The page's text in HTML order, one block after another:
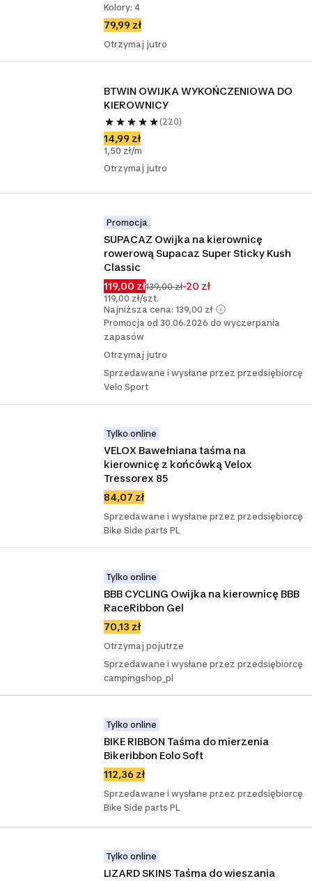
Kolory: 4
79,99 zł
Otrzymaj jutro
BTWIN OWIJKA WYKOŃCZENIOWA DO
KIEROWNICY
(220)
14,99 zł
1,50 zł/m
Otrzymaj jutro
Promocja
SUPACAZ Owijka na kierownicę
rowerową Supacaz Super Sticky Kush
Classic
119,00 zł139,00 zł-20 zł
119,00 zł/szt.
Najniższa cena: 139,00 zł
Promocja od 30.06.2026 do wyczerpania
zapasów
Otrzymaj jutro
Sprzedawane i wysłane przez przedsiębiorcę
Velo Sport
Tylko online
VELOX Bawełniana taśma na
kierownicę z końcówką Velox
Tressorex 85
84,07 zł
Sprzedawane i wysłane przez przedsiębiorcę
Bike Side parts PL
Tylko online
BBB CYCLING Owijka na kierownicę BBB
RaceRibbon Gel
70,13 zł
Otrzymaj pojutrze
Sprzedawane i wysłane przez przedsiębiorcę
campingshop_pl
Tylko online
BIKE RIBBON Taśma do mierzenia
Bikeribbon Eolo Soft
112,36 zł
Sprzedawane i wysłane przez przedsiębiorcę
Bike Side parts PL
Tylko online
LIZARD SKINS Taśma do wieszania